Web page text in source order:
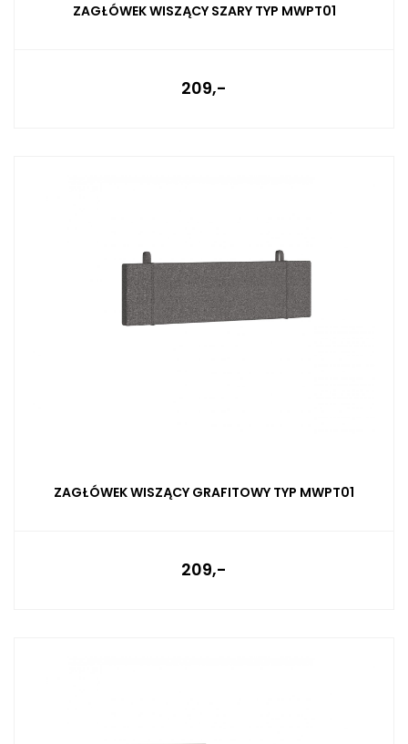
ZAGŁÓWEK WISZĄCY SZARY TYP MWPT01
209,-
ZAGŁÓWEK WISZĄCY GRAFITOWY TYP MWPT01
209,-